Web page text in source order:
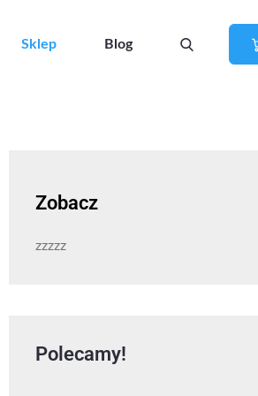
Sklep Blog
Zobacz
zzzzz
Polecamy!